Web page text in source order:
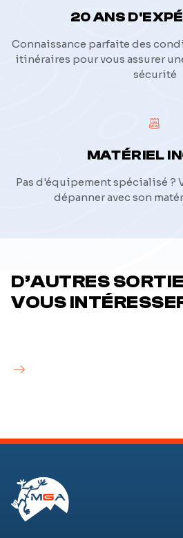
20 ANS
Connaissance parfaite des
itinéraires pour vous assurer
sécurité
MATÉRIEL
Pas d'équipement spécialisé ?
dépanner avec son
D’AUTRES
VOUS